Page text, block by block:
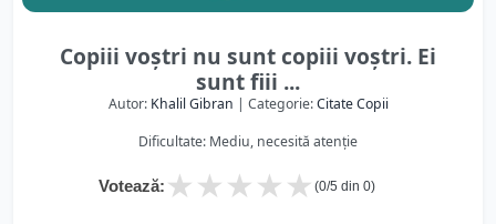
Copiii voștri nu sunt copiii voștri. Ei
sunt fiii ...
Autor: Khalil Gibran | Categorie:Citate Copii
Dificultate: Mediu, necesită atenție
Votează: ★
★
★
★
★ (0/5 din 0)